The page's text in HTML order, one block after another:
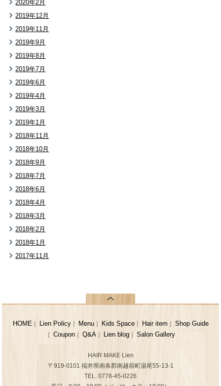
2020年2月
2019年12月
2019年11月
2019年9月
2019年8月
2019年7月
2019年6月
2019年4月
2019年3月
2019年1月
2018年11月
2018年10月
2018年9月
2018年7月
2018年6月
2018年4月
2018年3月
2018年2月
2018年1月
2017年11月
HOME｜ Lien Policy｜ Menu｜ Kids Space｜ Hair item Shop Guide
Coupon Q&A Lien blog Salon Gallery
HAIR MAKE Lien
〒919-0101 福井県南条郡南越前町湯尾55-13-1
TEL. 0778-45-0226